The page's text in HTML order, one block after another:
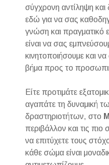
σύγχρονη αντίληψη και
εδώ για να σας
γνώση και πραγματικό
είναι να σας
κινητοποιήσουμε και
βήμα προς το
Είτε προτιμάτε
αγαπάτε τη δυναμική
δραστηριοτήτων, στο
περιβάλλον και τις
να επιτύχετε τους
κάθε σώμα είναι